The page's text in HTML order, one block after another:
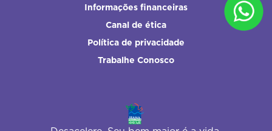
Informações financeiras
Canal de ética
Política de privacidade
Trabalhe Conosco